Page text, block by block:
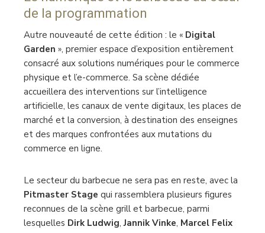
de la programmation
Autre nouveauté de cette édition : le « Digital
Garden », premier espace d’exposition entièrement
consacré aux solutions numériques pour le commerce
physique et l’e-commerce. Sa scène dédiée
accueillera des interventions sur l’intelligence
artificielle, les canaux de vente digitaux, les places de
marché et la conversion, à destination des enseignes
et des marques confrontées aux mutations du
commerce en ligne.
Le secteur du barbecue ne sera pas en reste, avec la
Pitmaster Stage qui rassemblera plusieurs figures
reconnues de la scène grill et barbecue, parmi
lesquelles Dirk Ludwig,Jannik Vinke, Marcel Felix